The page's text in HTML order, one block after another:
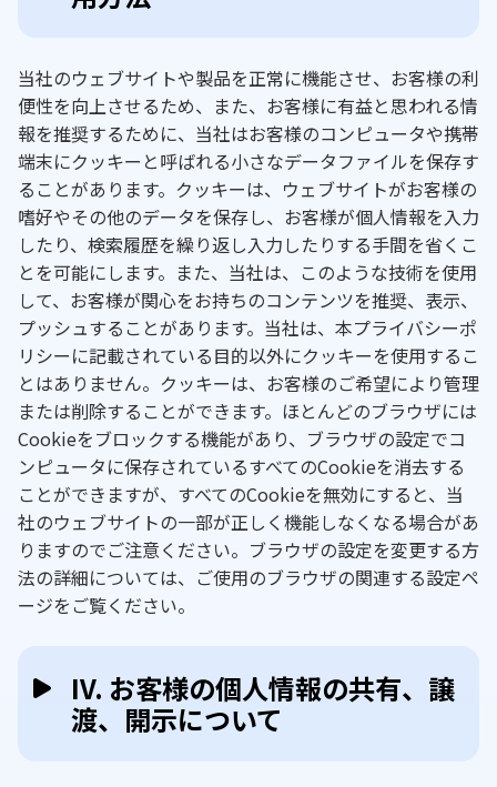
当社のウェブサイトや製品を正常に機能させ、お客様の利
便性を向上させるため、また、お客様に有益と思われる情
報を推奨するために、当社はお客様のコンピュータや携帯
端末にクッキーと呼ばれる小さなデータファイルを保存す
ることがあります。クッキーは、ウェブサイトがお客様の
嗜好やその他のデータを保存し、お客様が個人情報を入力
したり、検索履歴を繰り返し入力したりする手間を省くこ
とを可能にします。また、当社は、このような技術を使用
して、お客様が関心をお持ちのコンテンツを推奨、表示、
プッシュすることがあります。当社は、本プライバシーポ
リシーに記載されている目的以外にクッキーを使用するこ
とはありません。クッキーは、お客様のご希望により管理
または削除することができます。ほとんどのブラウザには
Cookieをブロックする機能があり、ブラウザの設定でコ
ンピュータに保存されているすべてのCookieを消去する
ことができますが、すべてのCookieを無効にすると、当
社のウェブサイトの一部が正しく機能しなくなる場合があ
りますのでご注意ください。ブラウザの設定を変更する方
法の詳細については、ご使用のブラウザの関連する設定ペ
ージをご覧ください。
IV. お客様の個人情報の共有、譲
渡、開示について